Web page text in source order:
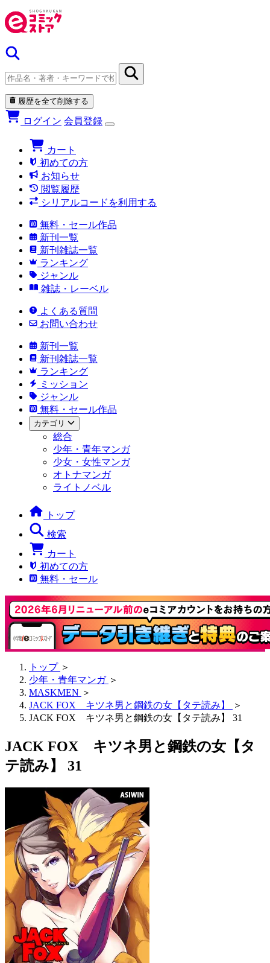
履歴を全て削除する
ログイン 会員登録
カート
初めての方
お知らせ
閲覧履歴
シリアルコードを利用する
無料・セール作品
新刊一覧
新刊雑誌一覧
ランキング
ジャンル
雑誌・レーベル
よくある質問
お問い合わせ
新刊一覧
新刊雑誌一覧
ランキング
ミッション
ジャンル
無料・セール作品
カテゴリ
総合
少年・青年マンガ
少女・女性マンガ
オトナマンガ
ライトノベル
トップ
検索
カート
初めての方
無料・セール
トップ ＞
少年・青年マンガ ＞
MASKMEN ＞
JACK FOX キツネ男と鋼鉄の女【タテ読み】
＞
JACK FOX キツネ男と鋼鉄の女【タテ読み】 31
JACK FOX キツネ男と鋼鉄の女【タ
テ読み】 31